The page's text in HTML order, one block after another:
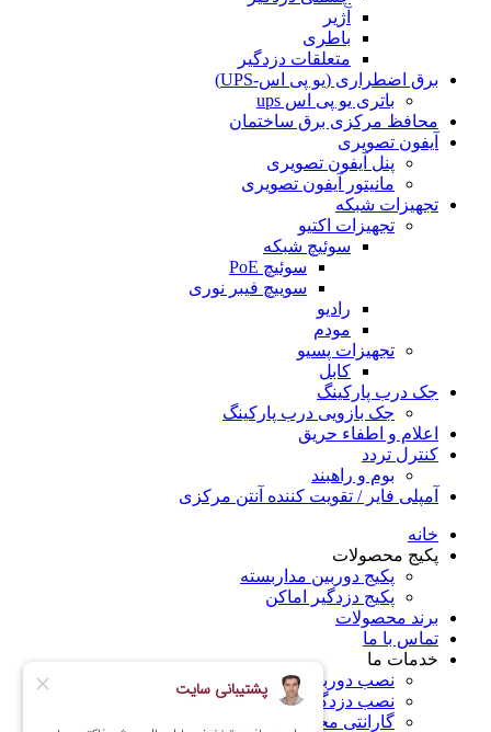
آژیر
باطری
متعلقات دزدگیر
برق اضطراری (یو پی اس-UPS)
باتری یو پی اس ups
محافظ مرکزی برق ساختمان
آیفون تصویری
پنل آیفون تصویری
مانیتور آیفون تصویری
تجهیزات شبکه
تجهیزات اکتیو
سوئیچ شبکه
سوئیچ PoE
سوییچ فیبر نوری
رادیو
مودم
تجهیزات پسیو
کابل
جک درب پارکینگ
جک بازویی درب پارکینگ
اعلام و اطفاء حریق
کنترل تردد
بوم و راهبند
آمپلی فایر / تقویت کننده آنتن مرکزی
خانه
پکیج محصولات
پکیج دوربین مداربسته
پکیج دزدگیر اماکن
برند محصولات
تماس با ما
خدمات ما
نصب دوربین مداربسته در کرج
نصب دزدگیر اماکن در کرج
گارانتی محصولات